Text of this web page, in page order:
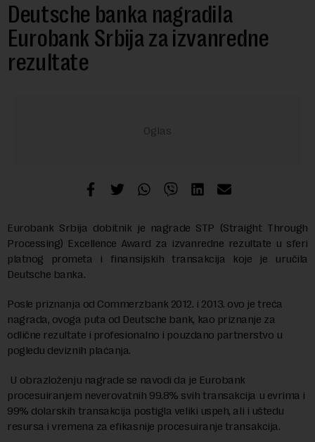
Deutsche banka nagradila
Eurobank Srbija za izvanredne
rezultate
Eurobank Srbija dobitnik je nagrade STP (Straight Through
Processing) Excellence Award za izvanredne rezultate u sferi
platnog prometa i finansijskih transakcija koje je uručila
Deutsche banka.
Posle priznanja od Commerzbank 2012. i 2013. ovo je treća
nagrada, ovoga puta od Deutsche bank, kao priznanje za
odlične rezultate i profesionalno i pouzdano partnerstvo u
pogledu deviznih plaćanja.
U obrazloženju nagrade se navodi da je Eurobank
procesuiranjem neverovatnih 99.8% svih transakcija u evrima i
99% dolarskih transakcija postigla veliki uspeh, ali i uštedu
resursa i vremena za efikasnije procesuiranje transakcija.